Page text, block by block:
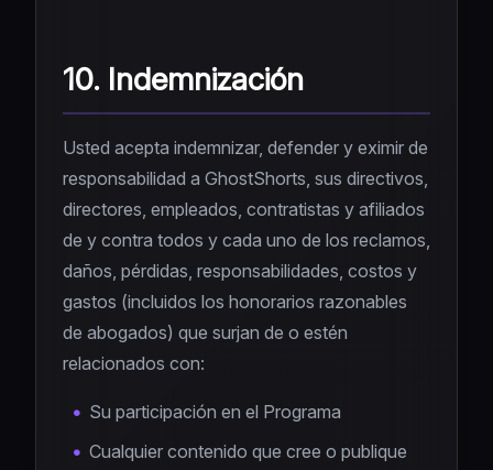
10. Indemnización
Usted acepta indemnizar, defender y eximir de
responsabilidad a GhostShorts, sus directivos,
directores, empleados, contratistas y afiliados
de y contra todos y cada uno de los reclamos,
daños, pérdidas, responsabilidades, costos y
gastos (incluidos los honorarios razonables
de abogados) que surjan de o estén
relacionados con:
Su participación en el Programa
Cualquier contenido que cree o publique